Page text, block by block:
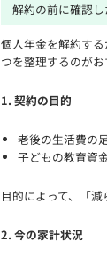
解約の前に確認し
個人年金を解約す
つを整理するのがお
1. 契約の目的
老後の生活費の
子どもの教育資
目的によって、「
2. 今の家計状況